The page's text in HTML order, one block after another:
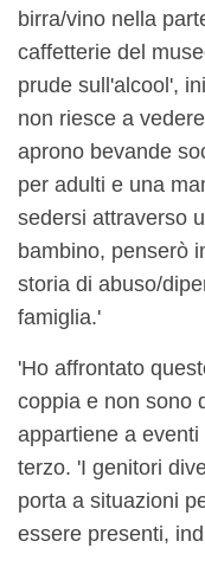
birra/vino nella
caffetterie del
prude sull'alcool',
non riesce a
aprono bevande
per adulti e una
sedersi attraverso
bambino, penserò
storia di abuso/
famiglia.'
'Ho affrontato
coppia e non sono
appartiene a
terzo. 'I genitori
porta a situazioni
essere presenti,